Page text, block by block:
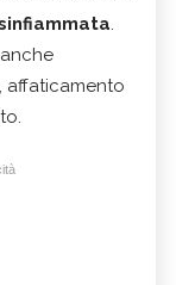
.
affaticamento